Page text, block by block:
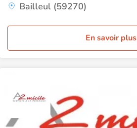
Bailleul (59270)
En savoir plus